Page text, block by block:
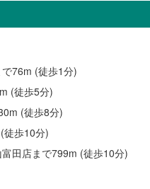
76m (徒歩1分)
(徒歩5分)
(徒歩8分)
徒歩10分)
田店まで799m (徒歩10分)